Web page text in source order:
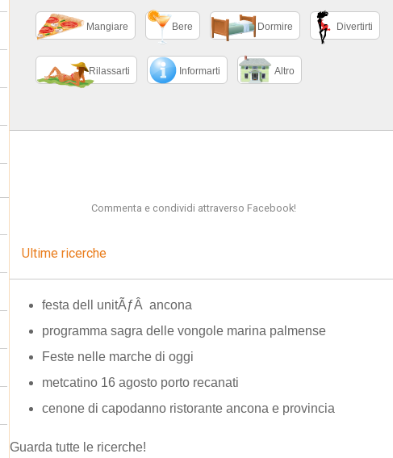
Mangiare Bere Dormire Divertirti
Rilassarti Informarti Altro
Commenta e condividi attraverso Facebook!
Ultime ricerche
festa dell unitÃƒÂ ancona
programma sagra delle vongole marina palmense
Feste nelle marche di oggi
metcatino 16 agosto porto recanati
cenone di capodanno ristorante ancona e provincia
Guarda tutte le ricerche!